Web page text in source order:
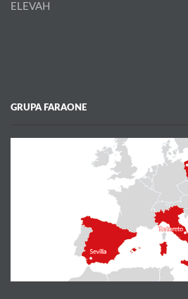
ELEVAH
GRUPA FARAONE